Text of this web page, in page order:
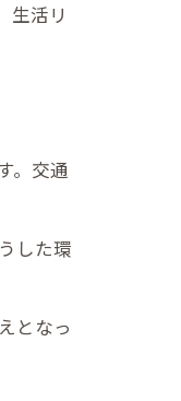
生活リ
。交通
した環
となっ